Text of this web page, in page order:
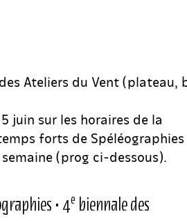
Ateliers du Vent (plateau,
juin sur les horaires de la
forts de Spéléographies
(prog ci-dessous).
• 4e biennale des